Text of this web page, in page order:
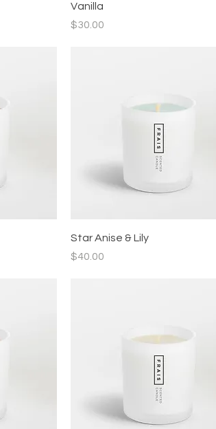
Vanilla
價格
$30.00
Star Anise & Lily
價格
$40.00